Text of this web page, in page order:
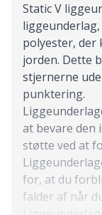
Static V
polyester, der
jorden. Dette
stjernerne
punktering.
at bevare den
støtte ved at
for, at du
falder af når